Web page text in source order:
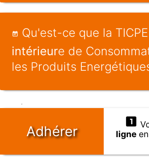
Qu'est-ce que la
intérieure de
les Produits
Adhérer
ligneen